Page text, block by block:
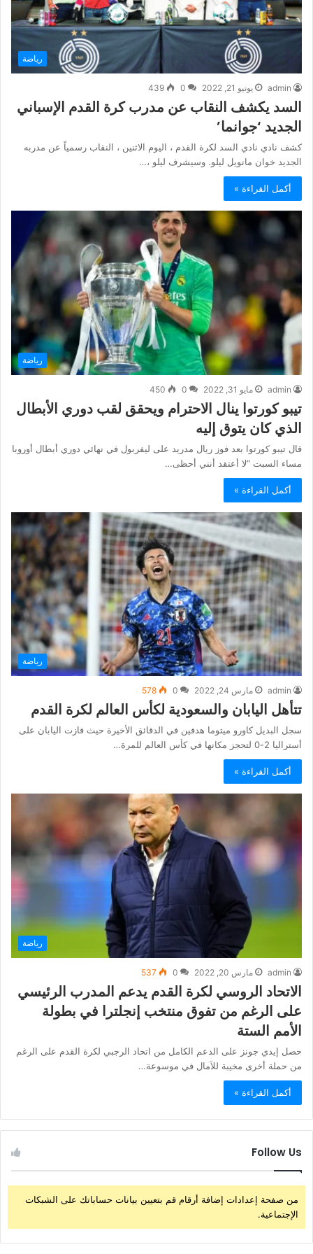
رياضة
admin يونيو 21, 2022 0
439
السد يكشف النقاب عن مدرب كرة القدم الإسباني
الجديد ‘جوانما’
كشف نادي نادي السد لكرة القدم ، اليوم الاثنين ، النقاب رسمياً عن مدربه
الجديد خوان مانويل ليلو. وسيشرف ليلو ،…
أكمل القراءة »
رياضة
admin مايو 31, 2022 0
450
تيبو كورتوا ينال الاحترام ويحقق لقب دوري الأبطال
الذي كان يتوق إليه
قال تيبو كورتوا بعد فوز ريال مدريد على ليفربول في نهائي دوري أبطال أوروبا
مساء السبت “لا أعتقد أنني أحظى…
أكمل القراءة »
رياضة
admin مارس 24, 2022 0
578
تتأهل اليابان والسعودية لكأس العالم لكرة القدم
سجل البديل كاورو ميتوما هدفين في الدقائق الأخيرة حيث فازت اليابان على
أستراليا 2-0 لتحجز مكانها في كأس العالم للمرة…
أكمل القراءة »
رياضة
admin مارس 20, 2022 0
537
الاتحاد الروسي لكرة القدم يدعم المدرب الرئيسي
على الرغم من تفوق منتخب إنجلترا في بطولة
الأمم الستة
حصل إيدي جونز على الدعم الكامل من اتحاد الرجبي لكرة القدم على الرغم
من حملة أخرى مخيبة للآمال في موسوعة…
أكمل القراءة »
Follow Us
من صفحة إعدادات إضافة أرقام قم بتعيين بيانات حساباتك على الشبكات
الإجتماعية.